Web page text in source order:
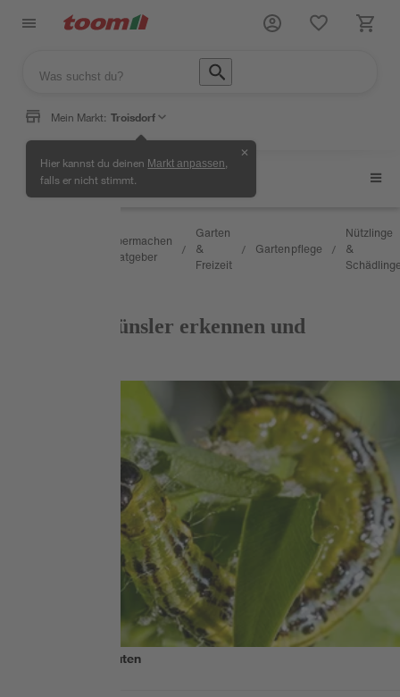
Mein Markt: Troisdorf
Hier kannst du deinen Markt anpassen
falls er nicht stimmt.
✕
Nützlinge & Schädlinge
Selbermachen
& Ratgeber
/
Garten
&
Freizeit
/ Gartenpflege /
Nützlinge
&
Buchsbaumzünsler erkennen und
Minuten